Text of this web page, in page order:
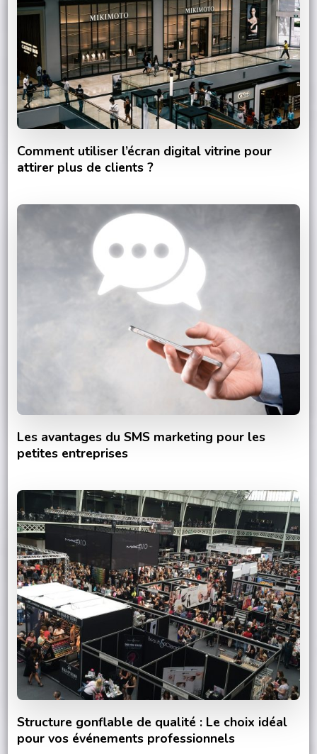
Comment utiliser l’écran digital vitrine pour
attirer plus de clients ?
Les avantages du SMS marketing pour les
petites entreprises
Structure gonflable de qualité : Le choix idéal
pour vos événements professionnels